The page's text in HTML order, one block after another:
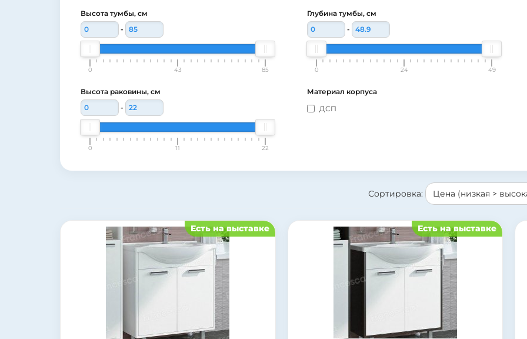
Высота тумбы, см
-
0 43 85
Глубина тумбы, см
-
0 24 49
Высота раковины, см
-
0 11 22
Материал корпуса
ДСП
Сортировка:
Есть на выставке Есть на выставке